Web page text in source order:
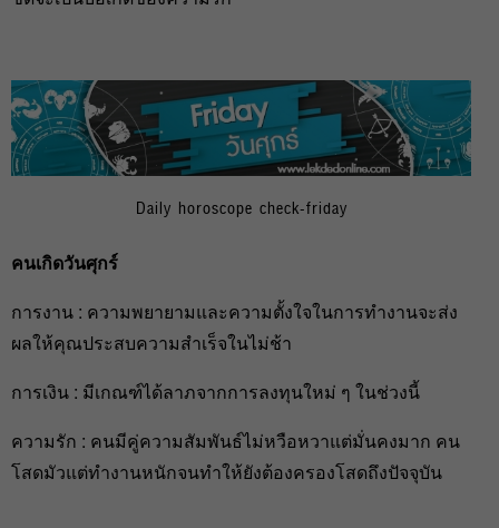
Daily horoscope check-friday
คนเกิดวันศุกร์
การงาน : ความพยายามและความตั้งใจในการทำงานจะส่ง
ผลให้คุณประสบความสำเร็จในไม่ช้า
การเงิน : มีเกณฑ์ได้ลาภจากการลงทุนใหม่ ๆ ในช่วงนี้
ความรัก : คนมีคู่ความสัมพันธ์ไม่หวือหวาแต่มั่นคงมาก คน
โสดมัวแต่ทำงานหนักจนทำให้ยังต้องครองโสดถึงปัจจุบัน